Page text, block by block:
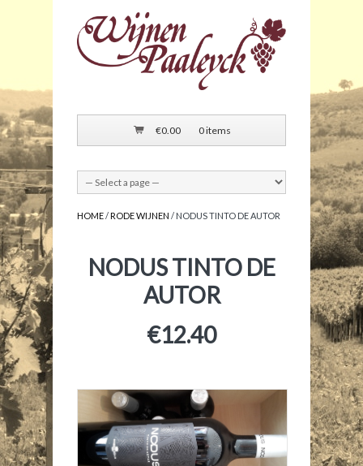
€0.00 0 items
HOME/ RODE WIJNEN / NODUS TINTO DE AUTOR
NODUS TINTO DE
AUTOR
€12.40